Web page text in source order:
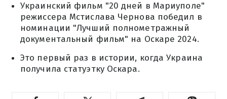
Украинский фильм "20 дней в Мариуполе"
режиссера Мстислава Чернова победил в
номинации "Лучший полнометражный
документальный фильм" на Оскаре 2024.
Это первый раз в истории, когда Украина
получила статуэтку Оскара.